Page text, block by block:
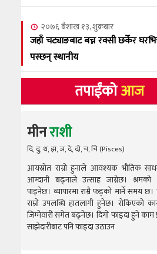
२०७६ बैशाख १३, शुक्रबार
जहाँ चट्याङबाट बच्न रक्सी छर्केर
पस्छन् स्थानीय
तपाईंकोआज
मीनराशी
दि, दु, थ, झ, ञ, दे, दो, च, चि (Pisces)
आयस्रोत राम्रो हुनाले आवश्यक भौतिक
आम्दानी बढ्नाले उत्साह जाग्नेछ।
पाइनेछ। व्यापारमा राम्रै फड्को मार्ने समय
राम्रो उपलब्धि हातलागी हुनेछ। रोकिएको
जिम्मेवारी समेत बढ्नेछ। दिगो फाइदा हुने काम
साझेदारीबाट पनि फाइदा उठाउन